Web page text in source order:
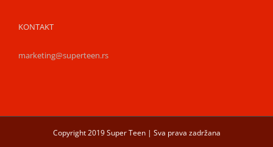
KONTAKT
marketing@superteen.rs
Copyright 2019 Super Teen | Sva prava zadržana